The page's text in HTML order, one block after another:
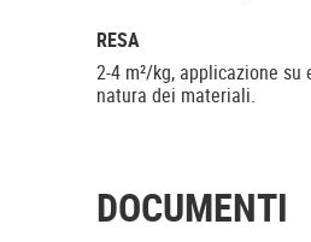
RESA
2-4 m²/kg, applicazione
natura dei materiali.
DOCUMENTI